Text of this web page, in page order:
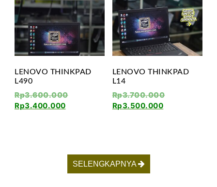
LENOVO THINKPAD
L490
Rp3.600.000
Rp3.400.000
LENOVO THINKPAD
L14
Rp3.700.000
Rp3.500.000
SELENGKAPNYA